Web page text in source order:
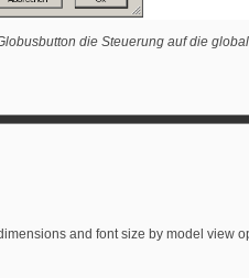
die Steuerung auf die
and font size by model view